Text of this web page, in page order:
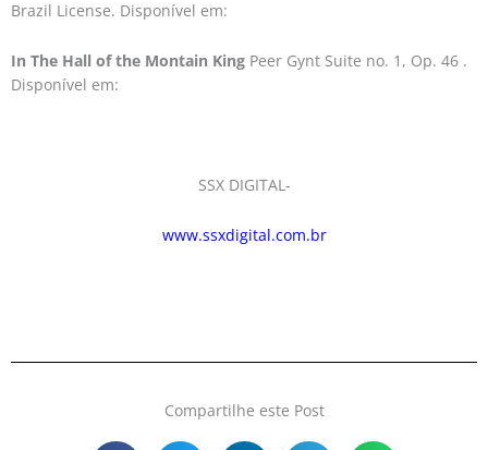
Brazil License. Disponível em:
In The Hall of the Montain King Peer Gynt Suite no. 1, Op. 46 .
Disponível em:
SSX DIGITAL-
www.ssxdigital.com.br
Compartilhe este Post